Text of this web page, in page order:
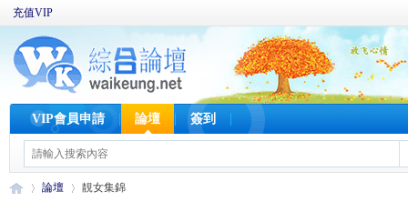
充值VIP
VIP會員申請 論壇 簽到
論壇 靚女集錦